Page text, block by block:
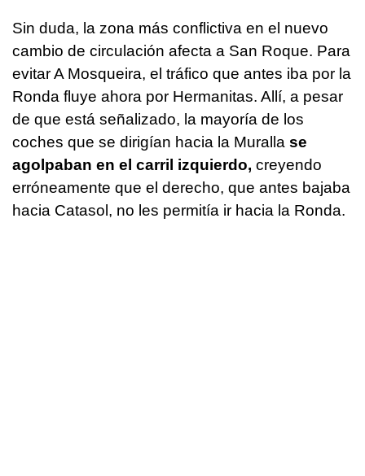
Sin duda, la zona más conflictiva en el nuevo
cambio de circulación afecta a San Roque. Para
evitar A Mosqueira, el tráfico que antes iba por la
Ronda fluye ahora por Hermanitas. Allí, a pesar
de que está señalizado, la mayoría de los
coches que se dirigían hacia la Muralla se
agolpaban en el carril izquierdo, creyendo
erróneamente que el derecho, que antes bajaba
hacia Catasol, no les permitía ir hacia la Ronda.